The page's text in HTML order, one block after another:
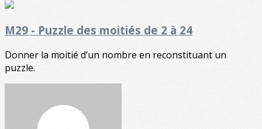
M29 - Puzzle des moitiés de 2 à 24
Donner la moitié d’un nombre en reconstituant un
puzzle.